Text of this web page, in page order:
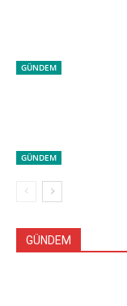
GÜNDEM
GÜNDEM
GÜNDEM